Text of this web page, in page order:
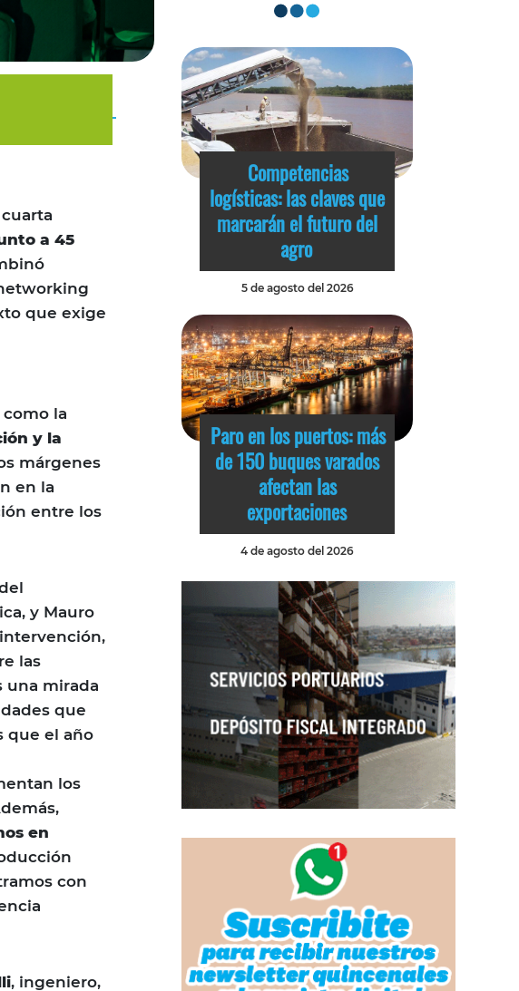
a 45
que exige
como la
y la
márgenes
en la
entre los
y Mauro
las
una mirada
que
que el año
los
en
con
, ingeniero,
Competencias
logísticas: las claves que
marcarán el futuro del
agro
5 de agosto del 2026
Paro en los puertos: más
de 150 buques varados
afectan las
exportaciones
4 de agosto del 2026